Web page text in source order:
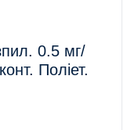
0.5 мг/
Поліет.